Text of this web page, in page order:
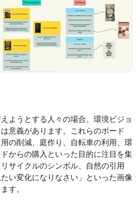
ようとする人々の場合、環境ビジョ
意義があります。これらのボード
の削減、庭作り、自転車の利用、環
からの購入といった目的に注目を集
サイクルのシンボル、自然の引用
たい変化になりなさい」といった画像
す。